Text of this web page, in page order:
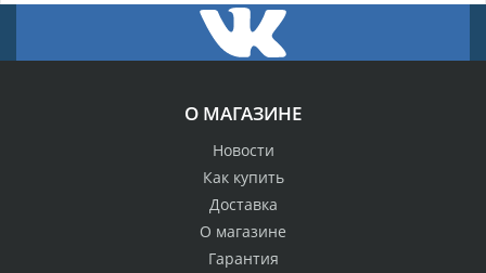
О МАГАЗИНЕ
Новости
Как купить
Доставка
О магазине
Гарантия